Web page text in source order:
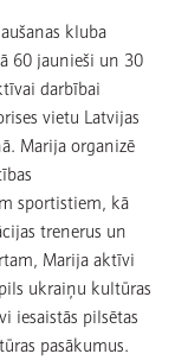
kluba
60 jaunieši un 30
darbībai
vietu Latvijas
Marija organizē
sportistiem, kā
trenerus un
Marija aktīvi
ukraiņu kultūras
iesaistās pilsētas
pasākumus.